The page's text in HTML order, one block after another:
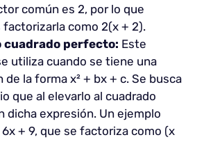
común es 2, por lo que
factorizarla como 2(x + 2).
cuadrado perfecto: Este
utiliza cuando se tiene una
de la forma x² + bx + c. Se busca
que al elevarlo al cuadrado
dicha expresión. Un ejemplo
6x + 9, que se factoriza como (x